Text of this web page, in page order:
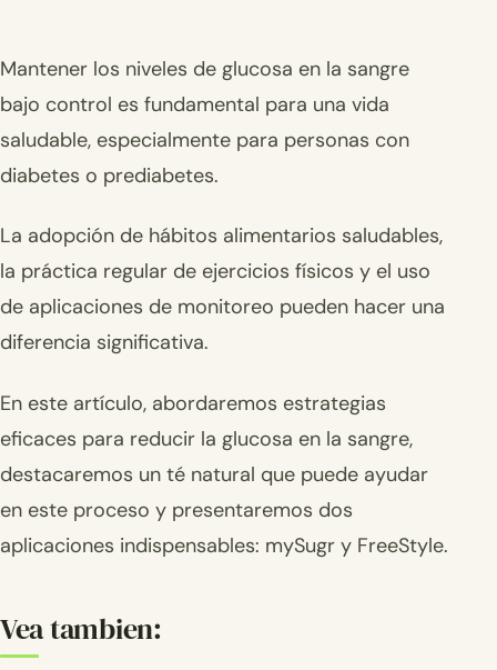
Mantener los niveles de glucosa en la sangre
bajo control es fundamental para una vida
saludable, especialmente para personas con
diabetes o prediabetes.
La adopción de hábitos alimentarios saludables,
la práctica regular de ejercicios físicos y el uso
de aplicaciones de monitoreo pueden hacer una
diferencia significativa.
En este artículo, abordaremos estrategias
eficaces para reducir la glucosa en la sangre,
destacaremos un té natural que puede ayudar
en este proceso y presentaremos dos
aplicaciones indispensables: mySugr y FreeStyle.
Vea tambien: